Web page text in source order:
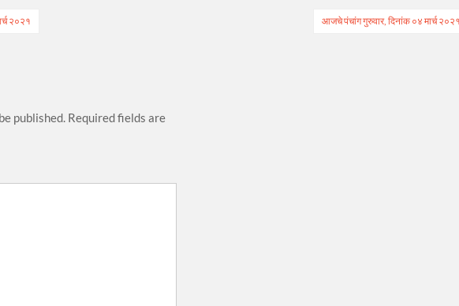
२०२१ आजचे पंचांग गुरुवार, दिनांक ०४ मार्च
published. Required fields are